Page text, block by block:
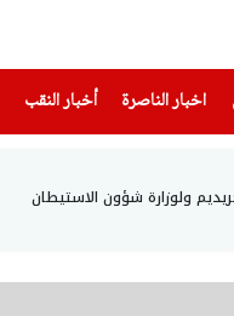
اخبار الناصرة
(current) أخبار النقب
ولوزارة شؤون الاستيطان